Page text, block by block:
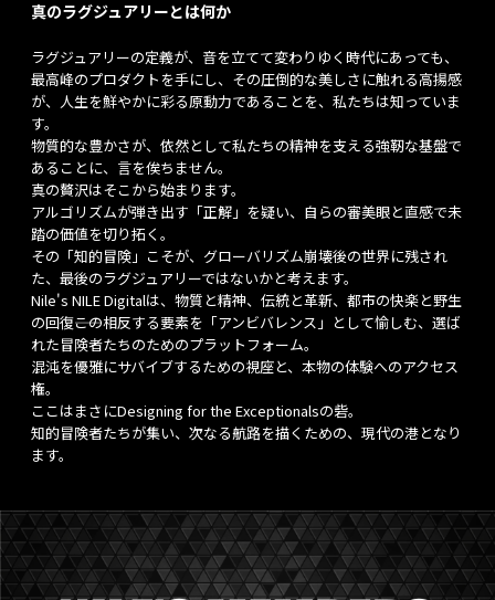
真のラグジュアリーとは何か
ラグジュアリーの定義が、音を立てて変わりゆく時代にあっても、
最高峰のプロダクトを手にし、その圧倒的な美しさに触れる高揚感
が、人生を鮮やかに彩る原動力であることを、私たちは知っていま
す。
物質的な豊かさが、依然として私たちの精神を支える強靭な基盤で
あることに、言を俟ちません。
真の贅沢はそこから始まります。
アルゴリズムが弾き出す「正解」を疑い、自らの審美眼と直感で未
踏の価値を切り拓く。
その「知的冒険」こそが、グローバリズム崩壊後の世界に残され
た、最後のラグジュアリーではないかと考えます。
Nile's NILE Digitalは、物質と精神、伝統と革新、都市の快楽と野生
の回復――この相反する要素を「アンビバレンス」として愉しむ、選ば
れた冒険者たちのためのプラットフォーム。
混沌を優雅にサバイブするための視座と、本物の体験へのアクセス
権。
ここはまさにDesigning for the Exceptionalsの砦。
知的冒険者たちが集い、次なる航路を描くための、現代の港となり
ます。